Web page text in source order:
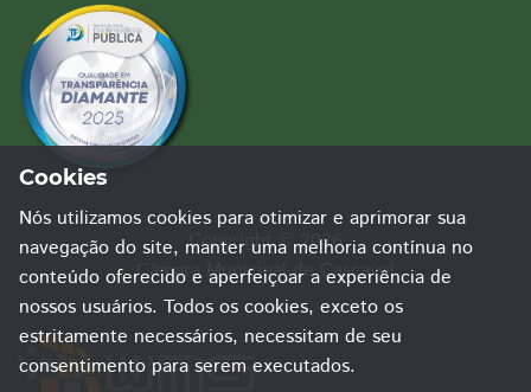
Copyright © 2026
Câmara Municipal de Cascavel
Cookies
Nós utilizamos cookies para otimizar e aprimorar sua
navegação do site, manter uma melhoria contínua no
conteúdo oferecido e aperfeiçoar a experiência de
nossos usuários. Todos os cookies, exceto os
estritamente necessários, necessitam de seu
consentimento para serem executados.